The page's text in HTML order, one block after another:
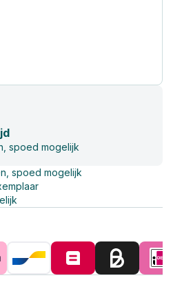
spoed mogelijk
spoed mogelijk